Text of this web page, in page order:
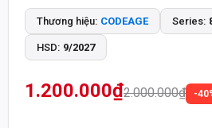
SẢN PHẨM CHÍNH HÃNG - THANH
Thương hiệu: CODEAGE Series:
HSD: 9/2027
1.200.000₫2.000.000₫ -